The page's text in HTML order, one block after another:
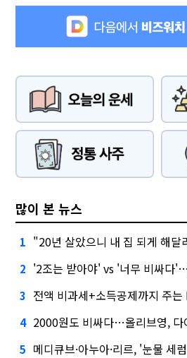
많이 본 뉴스
1 "20년 살았으니 내 집 되게 해달
2 '2조는 받아야' vs '너무 비싸다
3 전액 비과세+소득공제까지 주는
4 2000원도 비싸다…올리브영, 다이소
5 메디큐브·아누아·리르, '눈물 세